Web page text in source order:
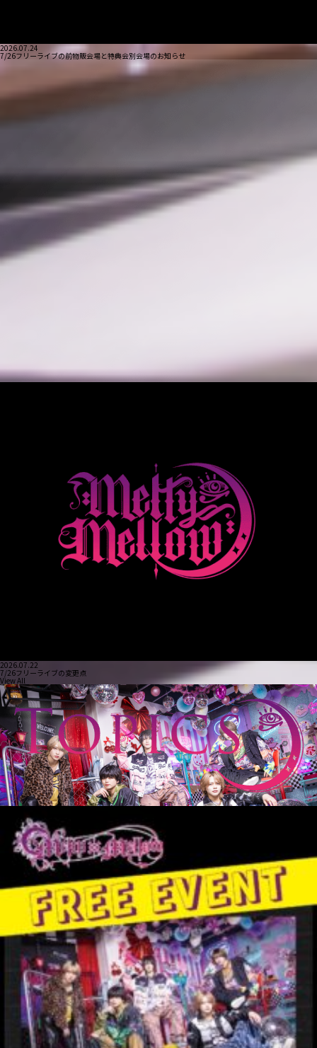
2026.07.24
7/26フリーライブの前物販会場と特典会別会場のお知らせ
2026.07.22
7/26フリーライブの変更点
View All